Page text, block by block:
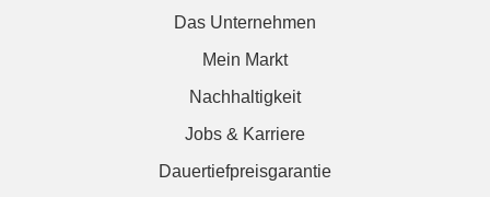
Das Unternehmen
Mein Markt
Nachhaltigkeit
Jobs & Karriere
Dauertiefpreisgarantie